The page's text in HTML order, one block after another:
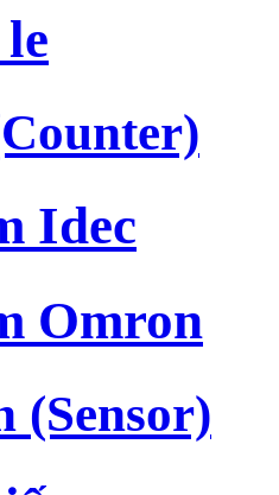
Idec
Omron
(Sensor)